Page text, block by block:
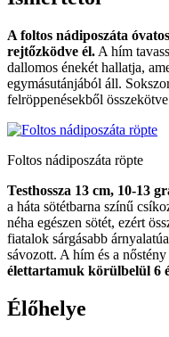
A foltos nádiposzáta
rejtőzködve él. A hím
dallomos énekét hallatja,
egymásutánjából áll.
felröppenésekből
Foltos nádiposzáta röpte
Testhossza 13 cm, 10-13
a háta sötétbarna színű
néha egészen sötét, ezért
fiatalok sárgásabb
sávozott. A hím és a
élettartamuk körülbelül 6
Élőhelye